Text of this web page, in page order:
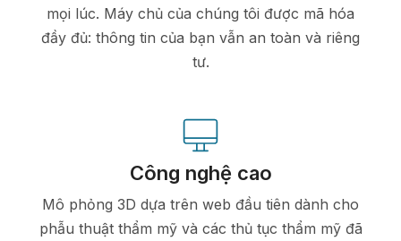
mọi lúc. Máy chủ của chúng tôi được mã hóa
đầy đủ: thông tin của bạn vẫn an toàn và riêng
tư.
Công nghệ cao
Mô phỏng 3D dựa trên web đầu tiên dành cho
phẫu thuật thẩm mỹ và các thủ tục thẩm mỹ đã